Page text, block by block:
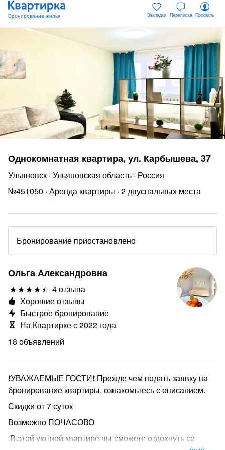
Закладки Переписка Профиль
Однокомнатная квартира, ул. Карбышева, 37
Ульяновск · Ульяновская область · Россия
№451050 · Аренда квартиры · 2 двуспальных места
Бронирование приостановлено
Ольга Александровна
4 отзыва
18 объявлений
Хорошие отзывы
Быстрое бронирование
На Квартирке с 2022 года
❗УВАЖАЕМЫЕ ГОСТИ❗ Прежде чем подать заявку на
бронирование квартиры, ознакомьтесь с описанием.
Скидки от 7 суток
Возможно ПОЧАСОВО
.В этой уютной квартире вы сможете отдохнуть со